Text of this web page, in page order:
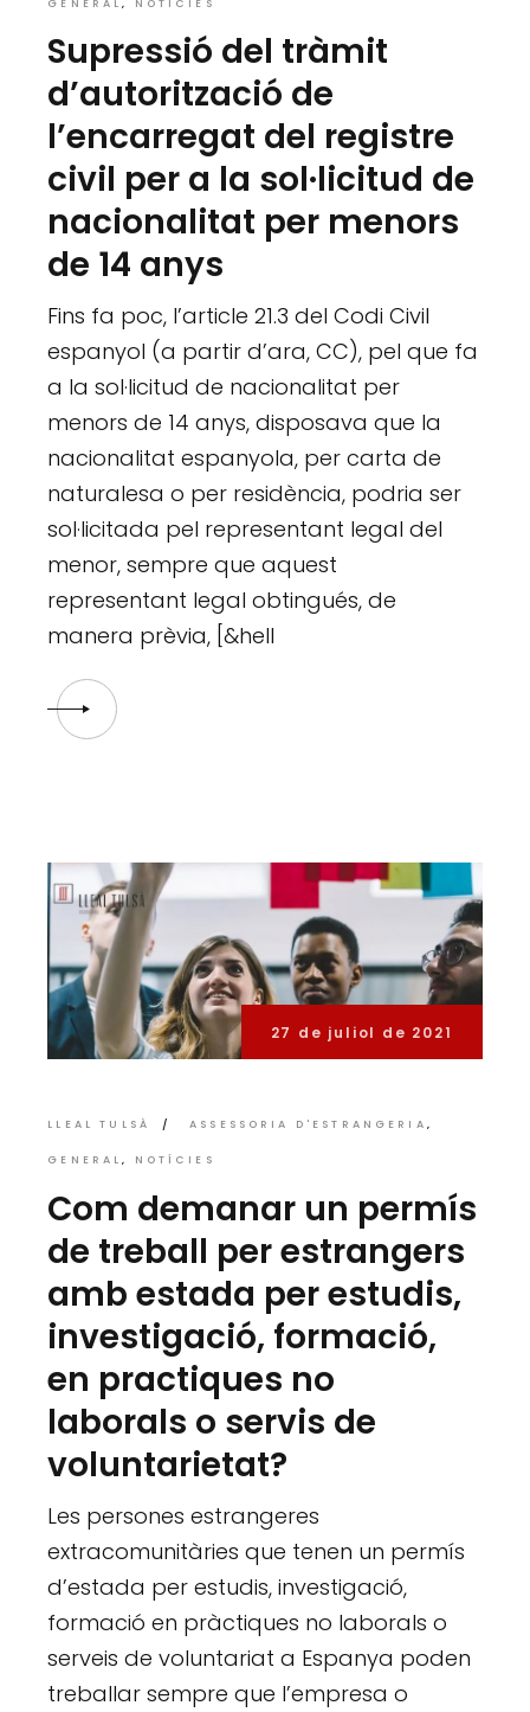
GENERAL NOTÍCIES
Supressió del tràmit
d’autorització de
l’encarregat del registre
civil per a la sol·licitud de
nacionalitat per menors
de 14 anys
Fins fa poc, l’article 21.3 del Codi Civil
espanyol (a partir d’ara, CC), pel que fa
a la sol·licitud de nacionalitat per
menors de 14 anys, disposava que la
nacionalitat espanyola, per carta de
naturalesa o per residència, podria ser
sol·licitada pel representant legal del
menor, sempre que aquest
representant legal obtingués, de
manera prèvia, [&hell
27 de juliol de 2021
LLEAL TULSÀ ASSESSORIA D'ESTRANGERIA
GENERAL NOTÍCIES
Com demanar un permís
de treball per estrangers
amb estada per estudis,
investigació, formació,
en practiques no
laborals o servis de
voluntarietat?
Les persones estrangeres
extracomunitàries que tenen un permís
d’estada per estudis, investigació,
formació en pràctiques no laborals o
serveis de voluntariat a Espanya poden
treballar sempre que l’empresa o